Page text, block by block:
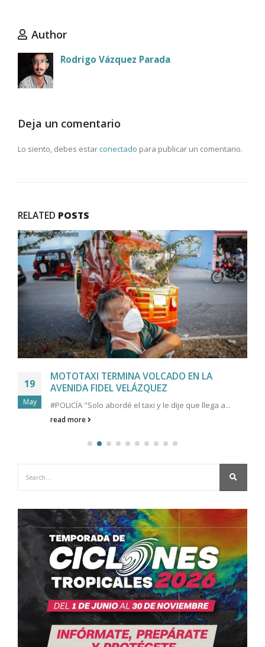
Author
Rodrigo Vázquez Parada
Deja un comentario
Lo siento, debes estarconectado para publicar un comentario.
RELATED POSTS
19
May
MOTOTAXI TERMINA VOLCADO EN LA
AVENIDA FIDEL VELÁZQUEZ
#POLICÍA "Solo abordé el taxi y le dije que llega a...
read more